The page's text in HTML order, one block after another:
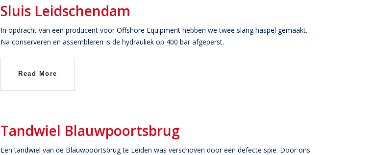
Sluis Leidschendam
In opdracht van een producent voor Offshore Equipment hebben we twee slang haspel gemaakt.
Na conserveren en assembleren is de hydrauliek op 400 bar afgeperst.
Read More
Tandwiel Blauwpoortsbrug
Een tandwiel van de Blauwpoortsbrug te Leiden was verschoven door een defecte spie. Door ons